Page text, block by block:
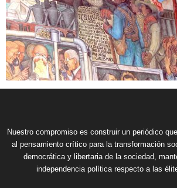
Nuestro compromiso es construir un periódico
al pensamiento crítico para la transformación
democrática y libertaria de la sociedad,
independencia política respecto a las